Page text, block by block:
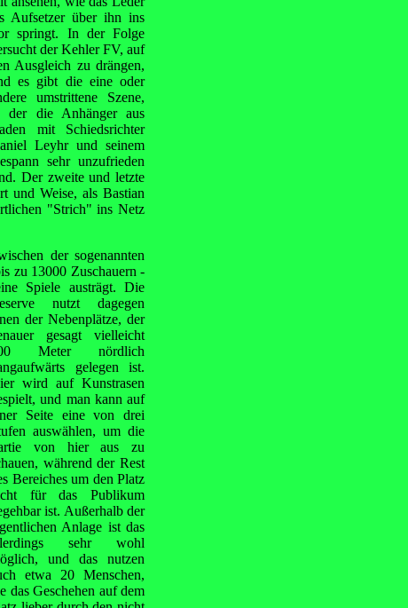
Aufsetzer über ihn ins
springt. In der Folge
der Kehler FV, auf
Ausgleich zu drängen,
es gibt die eine oder
umstrittene Szene,
der die Anhänger aus
mit Schiedsrichter
Leyhr und seinem
sehr unzufrieden
Der zweite und letzte
und Weise, als Bastian
"Strich" ins Netz
der sogenannten
zu 13000 Zuschauern -
Spiele austrägt. Die
nutzt dagegen
der Nebenplätze, der
gesagt vielleicht
Meter nördlich
gelegen ist.
wird auf Kunstrasen
und man kann auf
Seite eine von drei
auswählen, um die
von hier aus zu
während der Rest
Bereiches um den Platz
für das Publikum
ist. Außerhalb der
Anlage ist das
sehr wohl
und das nutzen
etwa 20 Menschen,
das Geschehen auf dem